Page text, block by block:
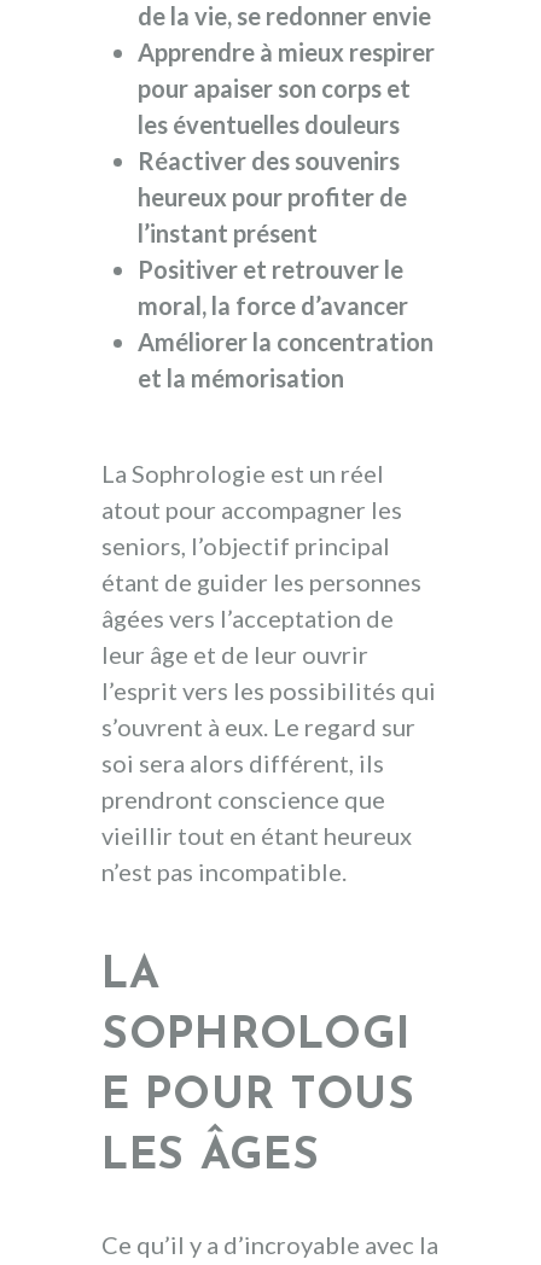
de la vie, se redonner envie
Apprendre à mieux respirer
pour apaiser son corps et
les éventuelles douleurs
Réactiver des souvenirs
heureux pour profiter de
l’instant présent
Positiver et retrouver le
moral, la force d’avancer
Améliorer la concentration
et la mémorisation
La Sophrologie est un réel
atout pour accompagner les
seniors, l’objectif principal
étant de guider les personnes
âgées vers l’acceptation de
leur âge et de leur ouvrir
l’esprit vers les possibilités qui
s’ouvrent à eux. Le regard sur
soi sera alors différent, ils
prendront conscience que
vieillir tout en étant heureux
n’est pas incompatible.
LA
SOPHROLOGI
E POUR TOUS
LES ÂGES
Ce qu’il y a d’incroyable avec la